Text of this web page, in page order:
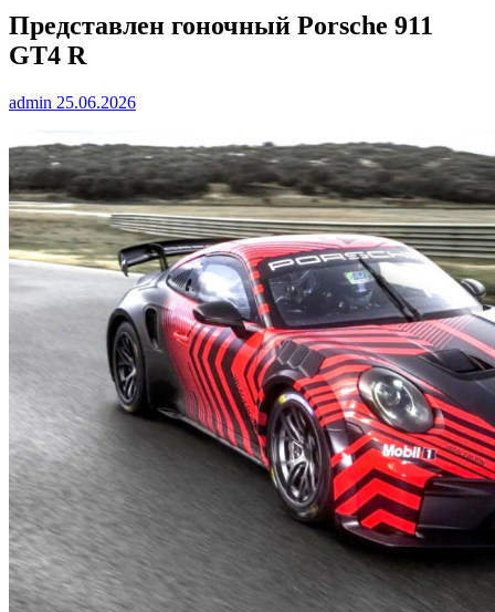
Представлен гоночный Porsche 911
GT4 R
admin 25.06.2026